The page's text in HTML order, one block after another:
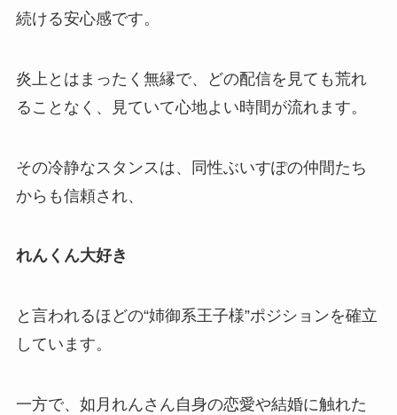
続ける安心感です。
炎上とはまったく無縁で、どの配信を見ても荒れ
ることなく、見ていて心地よい時間が流れます。
その冷静なスタンスは、同性ぶいすぽの仲間たち
からも信頼され、
れんくん大好き
と言われるほどの“姉御系王子様”ポジションを確立
しています。
一方で、如月れんさん自身の恋愛や結婚に触れた